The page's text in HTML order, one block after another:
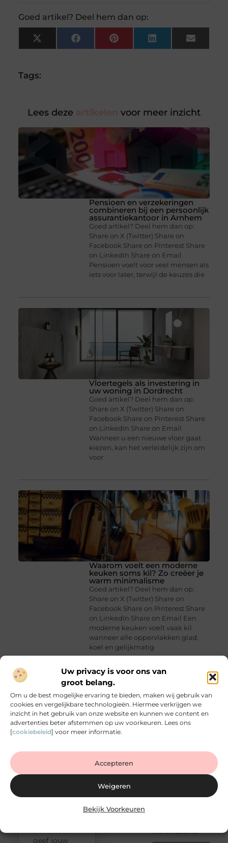
Uw privacy is voor ons van
groot belang.
Om u de best mogelijke ervaring te bieden, maken wij gebruik van
cookies en vergelijkbare technologieën. Hiermee verkrijgen we
inzicht in het gebruik van onze website en kunnen we content en
advertenties beter afstemmen op uw voorkeuren. Lees ons
[cookiebeleid] voor meer informatie.
Accepteren
Weigeren
Bekijk Voorkeuren
Goed artikel? Deel hem dan op:
X
(Twitter)
FacebookPinterestLinkedInEmail
Tags:
Lees deze voor meer inzicht
Pensioen en verzekeringen
combineren bij een persoonlijk
assurantiekantoor in Arnhem
Goed artikel? Deel hem dan op:
Share on X (Twitter) Share on
Facebook Share on Pinterest Share
on LinkedIn Share on Email
Pensioen voelt voor veel mensen als
iets voor later, terwijl de keuzes die
Vloertegels als investering in
uw woning in Dordrecht
Goed artikel? Deel hem dan op:
Share on X (Twitter) Share on
Facebook Share on Pinterest Share
on LinkedIn Share on Email
Wanneer u een nieuwe vloer gaat
kiezen, kan het verleidelijk zijn om
voor
Waarom voelt een moderne
keuken soms kil? Zo creëer je
warm minimalisme
Goed artikel? Deel hem dan op:
Share on X (Twitter) Share on
Facebook Share on Pinterest Share
on LinkedIn Share on Email Een
moderne keuken voelt vaak kil
wanneer alle oppervlakken glad,
koel en gelijkmatig
POPULAIRE
ONDERWERPEN
Energie en
verwarming
(120
)
Inbraak
preventie
(88
)
Bouwen
)
)
Kleine
tuin
inrichten
RECENTE
Pensioen en
verzekeringen
combineren bij
een persoonlijk
assurantiekantoor
Vloertegels als
Dordrecht
minimalisme
Begin
met het
verhaal!
andere
geef jouw